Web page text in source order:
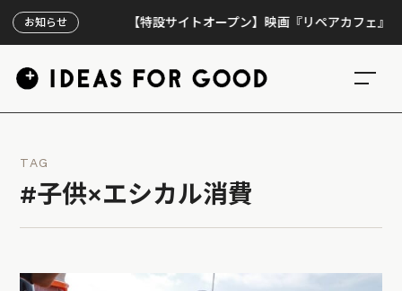
お知らせ 【特設サイトオープン】映画『リペアカフェ』、上映
TAG
#子供×エシカル消費